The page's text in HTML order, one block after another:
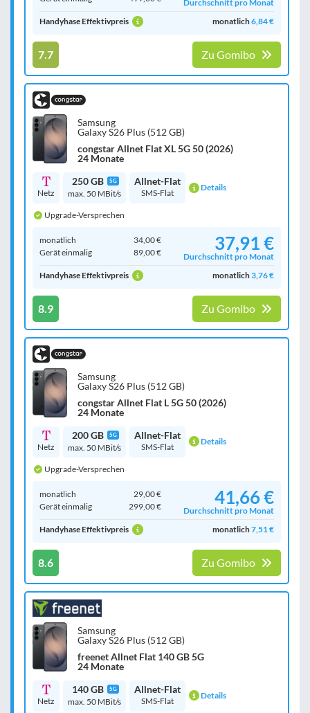
Durchschnitt pro Monat
Handyhase Effektivpreis
monatlich6,84 €
7.7 Zu Gomibo
Samsung
Galaxy S26 Plus (512 GB)
congstar Allnet Flat XL 5G 50 (2026)
24 Monate
Netz
250 GB 5G
max. 50 MBit/s
Allnet-Flat
SMS-Flat Details
Upgrade-Versprechen
monatlich
34,00 €
Gerät einmalig
89,00 € 37,91 €
Durchschnitt pro Monat
Handyhase Effektivpreis
monatlich3,76 €
8.9 Zu Gomibo
Samsung
Galaxy S26 Plus (512 GB)
congstar Allnet Flat L 5G 50 (2026)
24 Monate
Netz
200 GB 5G
max. 50 MBit/s
Allnet-Flat
SMS-Flat Details
Upgrade-Versprechen
monatlich
29,00 €
Gerät einmalig
299,00 € 41,66 €
Durchschnitt pro Monat
Handyhase Effektivpreis
monatlich7,51 €
8.6 Zu Gomibo
Samsung
Galaxy S26 Plus (512 GB)
freenet Allnet Flat 140 GB 5G
24 Monate
Netz
140 GB 5G
max. 50 MBit/s
Allnet-Flat
SMS-Flat Details